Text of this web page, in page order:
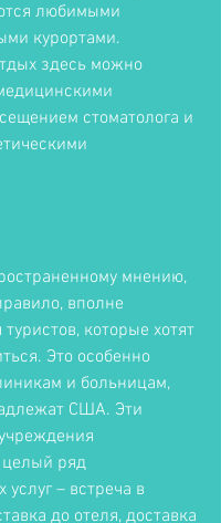
любимыми
курортами.
здесь можно
стоматолога и
мнению,
вполне
которые хотят
Это особенно
и больницам,
США. Эти
целый ряд
услуг – встреча в
до отеля, доставка